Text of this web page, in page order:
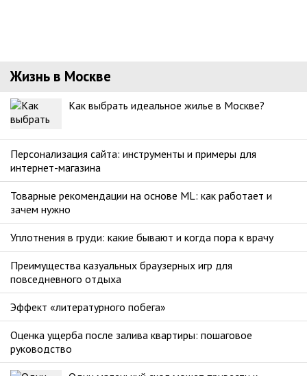
Жизнь в Москве
Как выбрать идеальное жилье в Москве?
Персонализация сайта: инструменты и примеры для
интернет-магазина
Товарные рекомендации на основе ML: как работает и
зачем нужно
Уплотнения в груди: какие бывают и когда пора к врачу
Преимущества казуальных браузерных игр для
повседневного отдыха
Эффект «литературного побега»
Оценка ущерба после залива квартиры: пошаговое
руководство